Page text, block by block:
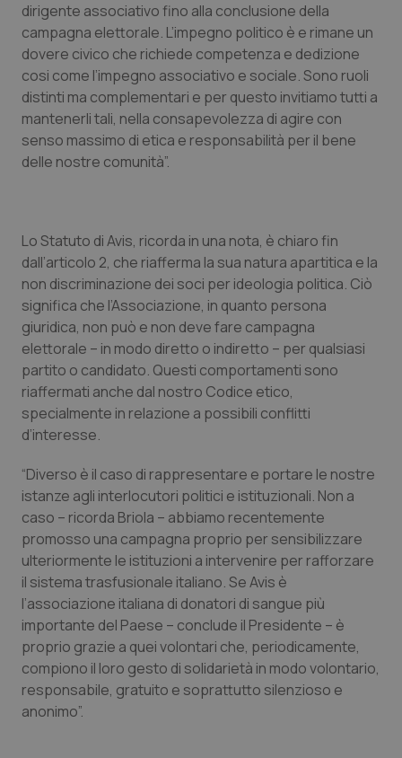
Provincia Autonoma di Bolzano
Provincia Autonoma di Trento
Puglia
Sardegna
Toscana
Umbria
Valle D’Aosta
Veneto
Infezioni & Febbre
Ipertensione & Scompenso
Malattie rare
Malattia di Crohn & Rettocolite Ulcerosa
Obesità
Oftalmologia
Oncodermatologia
Oncoematologia
Psoriasi & pelle
Quotidiano Cardiologia
Quotidiano Chirurgia
Quotidiano Oncologia
Quotidiano Pediatria
dirigente associativo fino alla conclusione della
campagna elettorale. L’impegno politico è e rimane un
dovere civico che richiede competenza e dedizione
cosi come l’impegno associativo e sociale. Sono ruoli
distinti ma complementari e per questo invitiamo tutti a
mantenerli tali, nella consapevolezza di agire con
senso massimo di etica e responsabilità per il bene
delle nostre comunità”.
Lo Statuto di Avis, ricorda in una nota, è chiaro fin
dall’articolo 2, che riafferma la sua natura apartitica e la
non discriminazione dei soci per ideologia politica. Ciò
significa che l’Associazione, in quanto persona
giuridica, non può e non deve fare campagna
elettorale – in modo diretto o indiretto – per qualsiasi
partito o candidato. Questi comportamenti sono
riaffermati anche dal nostro Codice etico,
specialmente in relazione a possibili conflitti
d’interesse.
“Diverso è il caso di rappresentare e portare le nostre
istanze agli interlocutori politici e istituzionali. Non a
caso – ricorda Briola – abbiamo recentemente
promosso una campagna proprio per sensibilizzare
ulteriormente le istituzioni a intervenire per rafforzare
il sistema trasfusionale italiano. Se Avis è
l’associazione italiana di donatori di sangue più
importante del Paese – conclude il Presidente – è
proprio grazie a quei volontari che, periodicamente,
compiono il loro gesto di solidarietà in modo volontario,
responsabile, gratuito e soprattutto silenzioso e
anonimo”.